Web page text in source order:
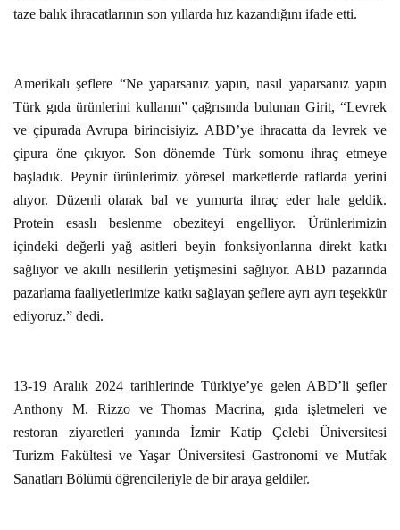
taze balık ihracatlarının son yıllarda hız kazandığını ifade etti.
Amerikalı şeflere “Ne yaparsanız yapın, nasıl yaparsanız yapın
Türk gıda ürünlerini kullanın” çağrısında bulunan Girit, “Levrek
ve çipurada Avrupa birincisiyiz. ABD’ye ihracatta da levrek ve
çipura öne çıkıyor. Son dönemde Türk somonu ihraç etmeye
başladık. Peynir ürünlerimiz yöresel marketlerde raflarda yerini
alıyor. Düzenli olarak bal ve yumurta ihraç eder hale geldik.
Protein esaslı beslenme obeziteyi engelliyor. Ürünlerimizin
içindeki değerli yağ asitleri beyin fonksiyonlarına direkt katkı
sağlıyor ve akıllı nesillerin yetişmesini sağlıyor. ABD pazarında
pazarlama faaliyetlerimize katkı sağlayan şeflere ayrı ayrı teşekkür
ediyoruz.” dedi.
13-19 Aralık 2024 tarihlerinde Türkiye’ye gelen ABD’li şefler
Anthony M. Rizzo ve Thomas Macrina, gıda işletmeleri ve
restoran ziyaretleri yanında İzmir Katip Çelebi Üniversitesi
Turizm Fakültesi ve Yaşar Üniversitesi Gastronomi ve Mutfak
Sanatları Bölümü öğrencileriyle de bir araya geldiler.